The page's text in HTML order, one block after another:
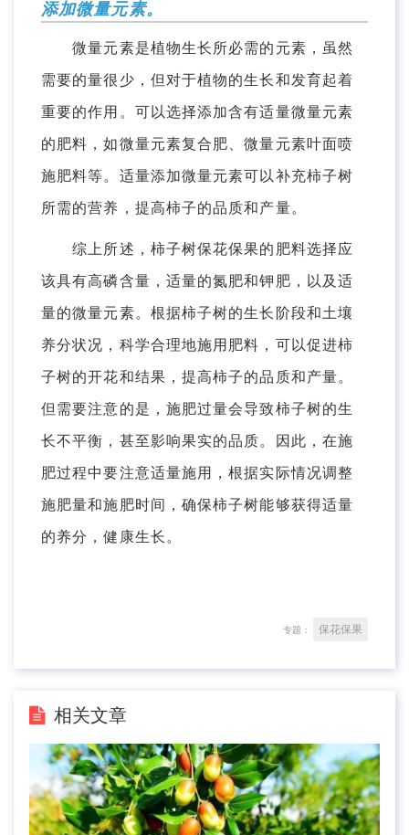
添加微量元素。
微量元素是植物生长所必需的元素，虽然
需要的量很少，但对于植物的生长和发育起着
重要的作用。可以选择添加含有适量微量元素
的肥料，如微量元素复合肥、微量元素叶面喷
施肥料等。适量添加微量元素可以补充柿子树
所需的营养，提高柿子的品质和产量。
综上所述，柿子树保花保果的肥料选择应
该具有高磷含量，适量的氮肥和钾肥，以及适
量的微量元素。根据柿子树的生长阶段和土壤
养分状况，科学合理地施用肥料，可以促进柿
子树的开花和结果，提高柿子的品质和产量。
但需要注意的是，施肥过量会导致柿子树的生
长不平衡，甚至影响果实的品质。因此，在施
肥过程中要注意适量施用，根据实际情况调整
施肥量和施肥时间，确保柿子树能够获得适量
的养分，健康生长。
专题： 保花保果
相关文章